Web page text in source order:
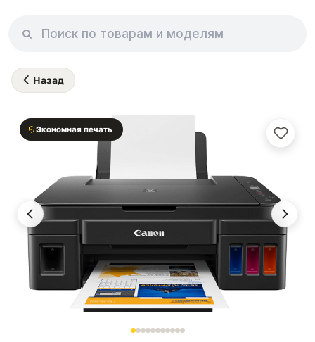
Назад
Экономная печать